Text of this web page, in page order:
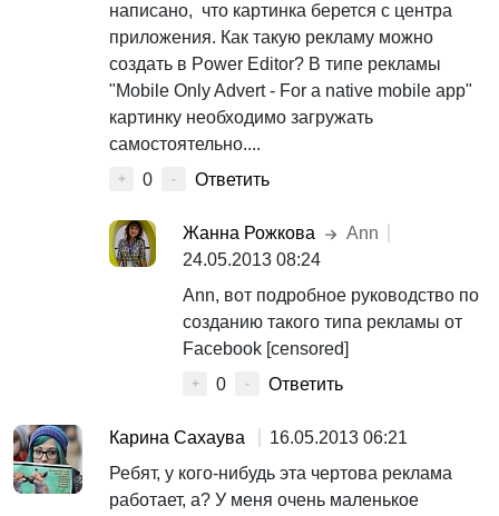
написано, что картинка берется с центра
приложения. Как такую рекламу можно
создать в Power Editor? В типе рекламы
"Mobile Only Advert - For a native mobile app"
картинку необходимо загружать
самостоятельно....
+ 0 - Ответить
Жанна Рожкова
Ann
24.05.2013 08:24
Ann, вот подробное руководство по
созданию такого типа рекламы от
Facebook [censored]
+ 0 - Ответить
Карина Сахаува
16.05.2013 06:21
Ребят, у кого-нибудь эта чертова реклама
работает, а? У меня очень маленькое